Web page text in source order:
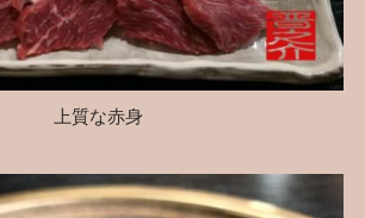
上質な赤身